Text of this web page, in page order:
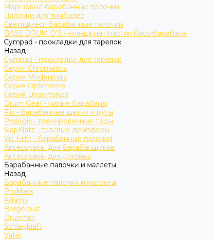
Маршевые барабанные палочки
Палочки для тимбалес
Светящиеся барабанные палочки
BASS DRUM O’S - кольца на пластик басс-барабана
Cympad - прокладки для тарелок
Назад
Cympad - прокладки для тарелок
Серия Chromatics
Серия Moderators
Серия Optimizers
Серия Undertones
Drum Gear - малые барабаны
Flix - барабанные щетки и руты
Prologix - тренировочные пэды
SlapKlatz - гелевые демпферы
Vic Firth - барабанные палочки
Аксессуары для барабанщиков
Аксессуары для духовых
Барабанные палочки и маллеты
Назад
Барабанные палочки и маллеты
ProMark
Adams
Bergerault
Drumfan
Schlagkraft
Vater